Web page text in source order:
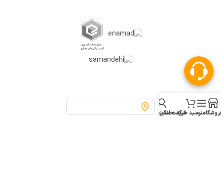
منوسبد خریدشگفت انگیز
حساب من